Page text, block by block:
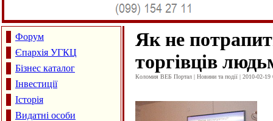
Форум
Єпархія УГКЦ
Бізнес каталог
Інвестиції
Історія
Видатні особи
Як не
торгівців
Коломия ВЕБ Портал | Новини та події | 2010-02-19